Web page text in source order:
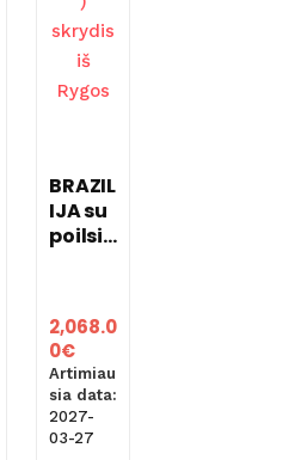
BRAZIL
IJA su
poilsiu
(Buzio
s)
skrydi
s iš
Rygos
2,068.0
0€
Artimiau
sia data:
2027-
03-27